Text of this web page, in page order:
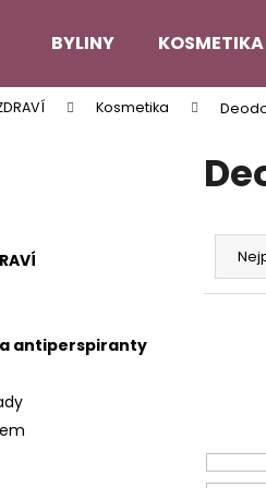
BYLINY
Kosmetika
antiperspiranty
Ř
z
o
Co